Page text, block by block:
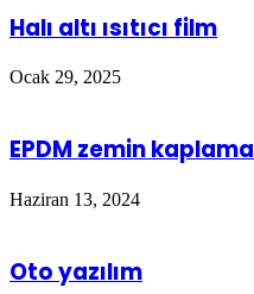
Halı altı ısıtıcı film
Ocak 29, 2025
EPDM zemin kaplama
Haziran 13, 2024
Oto yazılım